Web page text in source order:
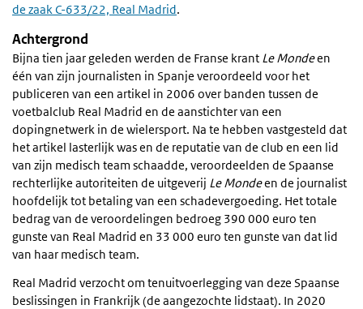
de zaak C-633/22, Real Madrid.
Achtergrond
Bijna tien jaar geleden werden de Franse krant Le Mondeen
één van zijn journalisten in Spanje veroordeeld voor het
publiceren van een artikel in 2006 over banden tussen de
voetbalclub Real Madrid en de aanstichter van een
dopingnetwerk in de wielersport. Na te hebben vastgesteld dat
het artikel lasterlijk was en de reputatie van de club en een lid
van zijn medisch team schaadde, veroordeelden de Spaanse
rechterlijke autoriteiten de uitgeverij Le Mondeen de journalist
hoofdelijk tot betaling van een schadevergoeding. Het totale
bedrag van de veroordelingen bedroeg 390 000 euro ten
gunste van Real Madrid en 33 000 euro ten gunste van dat lid
van haar medisch team.
Real Madrid verzocht om tenuitvoerlegging van deze Spaanse
beslissingen in Frankrijk (de aangezochte lidstaat). In 2020